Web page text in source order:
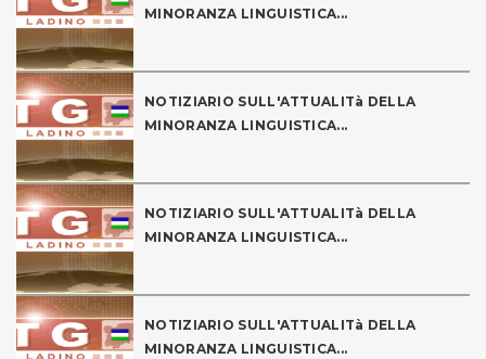
MINORANZA LINGUISTICA...
NOTIZIARIO SULL'ATTUALITà DELLA
MINORANZA LINGUISTICA...
NOTIZIARIO SULL'ATTUALITà DELLA
MINORANZA LINGUISTICA...
NOTIZIARIO SULL'ATTUALITà DELLA
MINORANZA LINGUISTICA...